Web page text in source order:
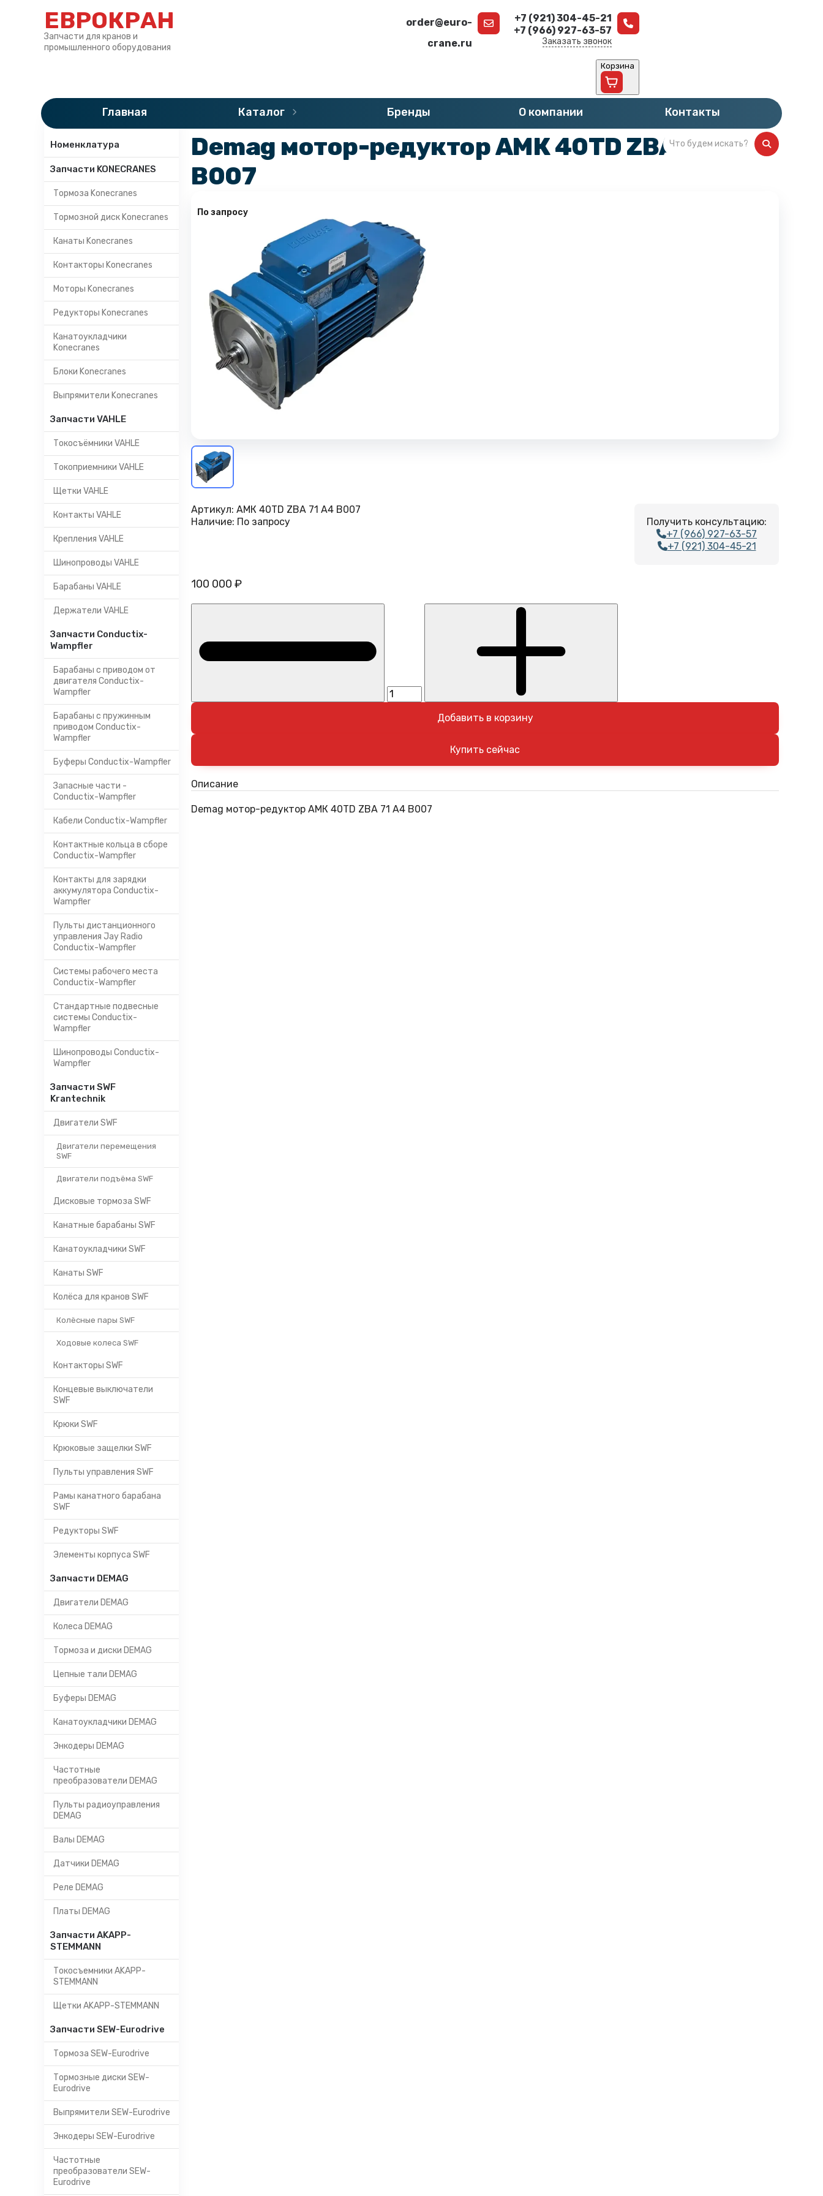
ЕВРОКРАН
Запчасти для кранов и
промышленного оборудования
order@euro-
crane.ru
+7 (921) 304-45-21
+7 (966) 927-63-57
Заказать звонок
Корзина
Главная Каталог Бренды О компании Контакты
Категории
Номенклатура
Запчасти KONECRANES
Тормоза Konecranes
Тормозной диск Konecranes
Канаты Konecranes
Контакторы Konecranes
Моторы Konecranes
Редукторы Konecranes
Канатоукладчики
Konecranes
Блоки Konecranes
Выпрямители Konecranes
Запчасти VAHLE
Токосъёмники VAHLE
Токоприемники VAHLE
Щетки VAHLE
Контакты VAHLE
Крепления VAHLE
Шинопроводы VAHLE
Барабаны VAHLE
Держатели VAHLE
Запчасти Conductix-
Wampfler
Барабаны с приводом от
двигателя Conductix-
Wampfler
Барабаны с пружинным
приводом Conductix-
Wampfler
Буферы Conductix-Wampfler
Запасные части -
Conductix-Wampfler
Кабели Conductix-Wampfler
Контактные кольца в сборе
Conductix-Wampfler
Контакты для зарядки
аккумулятора Conductix-
Wampfler
Пульты дистанционного
управления Jay Radio
Conductix-Wampfler
Системы рабочего места
Conductix-Wampfler
Стандартные подвесные
системы Conductix-
Wampfler
Шинопроводы Conductix-
Wampfler
Запчасти SWF
Krantechnik
Двигатели SWF
Двигатели перемещения
SWF
Двигатели подъёма SWF
Дисковые тормоза SWF
Канатные барабаны SWF
Канатоукладчики SWF
Канаты SWF
Колёса для кранов SWF
Колёсные пары SWF
Ходовые колеса SWF
Контакторы SWF
Концевые выключатели
SWF
Крюки SWF
Крюковые защелки SWF
Пульты управления SWF
Рамы канатного барабана
SWF
Редукторы SWF
Элементы корпуса SWF
Запчасти DEMAG
Двигатели DEMAG
Колеса DEMAG
Тормоза и диски DEMAG
Цепные тали DEMAG
Буферы DEMAG
Канатоукладчики DEMAG
Энкодеры DEMAG
Частотные
преобразователи DEMAG
Пульты радиоуправления
DEMAG
Валы DEMAG
Датчики DEMAG
Реле DEMAG
Платы DEMAG
Запчасти AKAPP-
STEMMANN
Токосъемники AKAPP-
STEMMANN
Щетки AKAPP-STEMMANN
Запчасти SEW-Eurodrive
Тормоза SEW-Eurodrive
Тормозные диски SEW-
Eurodrive
Выпрямители SEW-Eurodrive
Энкодеры SEW-Eurodrive
Частотные
преобразователи SEW-
Eurodrive
»Каталог » Запчасти DEMAG Двигатели DEMAG
Demag мотор-редуктор АМК 40TD ZBA 71 A4
B007
По запросу
Получить консультацию:
+7 (966) 927-63-57
+7 (921) 304-45-21
Артикул: АМК 40TD ZBA 71 A4 B007
Наличие: По запросу
100 000 ₽
Добавить в корзину
Описание
Demag мотор-редуктор АМК 40TD ZBA 71 A4 B007